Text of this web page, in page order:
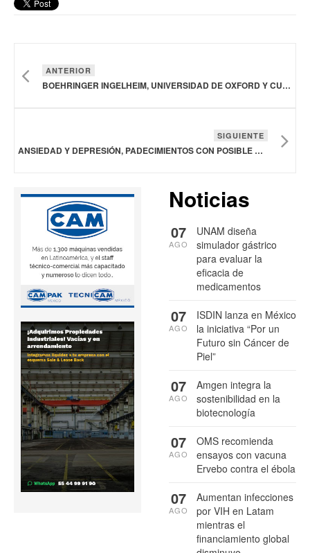
ANTERIOR
BOEHRINGER INGELHEIM, UNIVERSIDAD DE OXFORD Y CUMULUS NEUROSCIENCE LANZAN PRIMER ESTUDIO QUE INVESTIGA A PACIENTES CON TRASTORNOS PSIQUIÁTRICOS
SIGUIENTE
ANSIEDAD Y DEPRESIÓN, PADECIMIENTOS CON POSIBLE ORIGEN GASTROINTESTINAL: PISA FARMACÉUTICA
Noticias
UNAM diseña
simulador gástrico
para evaluar la
eficacia de
medicamentos
07
AGO
ISDIN lanza en México
la iniciativa “Por un
Futuro sin Cáncer de
Piel”
07
AGO
Amgen integra la
sostenibilidad en la
biotecnología
07
AGO
OMS recomienda
ensayos con vacuna
Ervebo contra el ébola
07
AGO
Aumentan infecciones
por VIH en Latam
mientras el
financiamiento global
07
AGO